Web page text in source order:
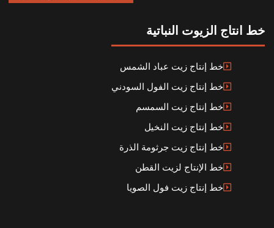
خط انتاج الزيوت النباتية
خط إنتاج زيت عباد الشمس
خط إنتاج زيت الفول السودني
خط إنتاج زيت السمسم
خط إنتاج زيت النخيل
خط إنتاج زيت جرثومة الذرة
خط الإنتاج لزيت القطن
خط إنتاج زيت فول الصويا